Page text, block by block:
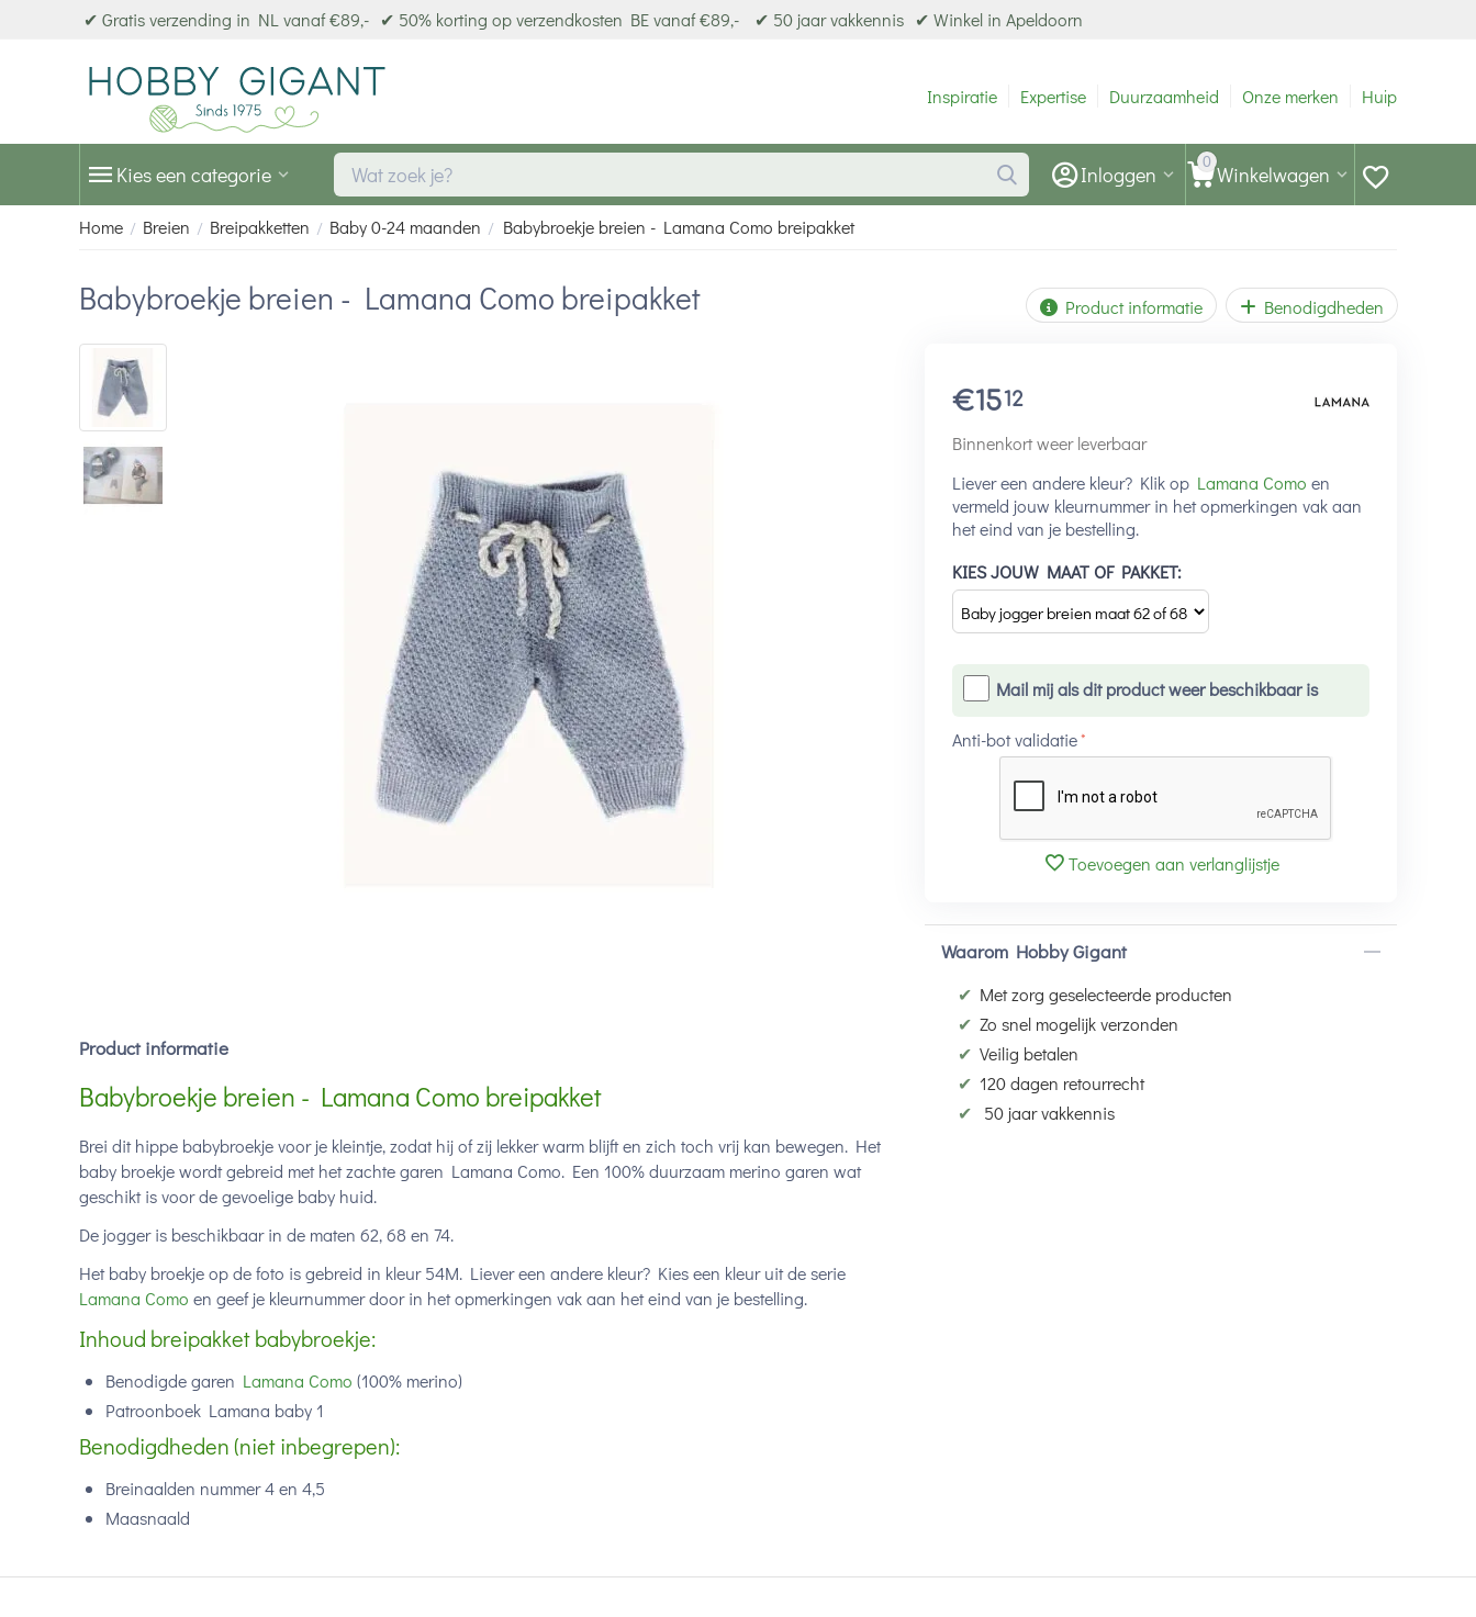
✔ Gratis verzending in NL vanaf €89,- ✔ 50% korting op verzendkosten BE vanaf €89,- ✔ 50 jaar vakkennis ✔ Winkel in Apeldoorn
Inspiratie Expertise Duurzaamheid Onze merken Hulp
Kies een categorie 0 Winkelwagen
Inloggen
Home / Breien / Breipakketten / Baby 0-24 maanden / Babybroekje breien - Lamana Como breipakket
Babybroekje breien - Lamana Como breipakket Product informatie Benodigdheden
€1512
Binnenkort weer leverbaar
Liever een andere kleur? Klik op Lamana Como en
vermeld jouw kleurnummer in het opmerkingen vak aan
het eind van je bestelling.
KIES JOUW MAAT OF PAKKET:
Mail mij als dit product weer beschikbaar is
Anti-bot validatie
Toevoegen aan verlanglijstje
Waarom Hobby Gigant
✔ Met zorg geselecteerde producten
✔ Zo snel mogelijk verzonden
✔ Veilig betalen
✔ 120 dagen retourrecht
✔
50 jaar vakkennis
Product informatie
Babybroekje breien - Lamana Como breipakket
Brei dit hippe babybroekje voor je kleintje, zodat hij of zij lekker warm blijft en zich toch vrij kan bewegen. Het
baby broekje wordt gebreid met het zachte garen Lamana Como. Een 100% duurzaam merino garen wat
geschikt is voor de gevoelige baby huid.
De jogger is beschikbaar in de maten 62, 68 en 74.
Het baby broekje op de foto is gebreid in kleur 54M. Liever een andere kleur? Kies een kleur uit de serie
Lamana Como en geef je kleurnummer door in het opmerkingen vak aan het eind van je bestelling.
Inhoud breipakket babybroekje:
Benodigde garen Lamana Como (100% merino)
Patroonboek Lamana baby 1
Benodigdheden (niet inbegrepen):
Breinaalden nummer 4 en 4,5
Maasnaald